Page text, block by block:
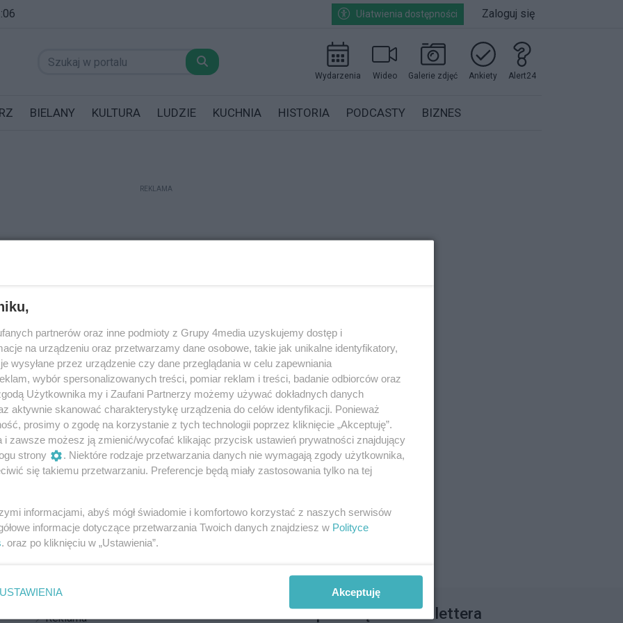
Ułatwienia dostępności Zaloguj się
Wydarzenia Wideo Galerie zdjęć Ankiety Alert24
BIELANY KULTURA LUDZIE KUCHNIA HISTORIA PODCASTY BIZNES
REKLAMA
#90
to prawdziwe wyzwanie, ale nie dla wszystkich.
zakazie, wjechać na trawnik lub zastawić przejście dla
boją się łamać zasad. A piesi? Muszą lawirować
samochodami, wciąż licząc na to, że ktoś się
parkowaniem na terenie OSiRu?
na parkingu już od kilkunastu dni"
Reklama Zapisz się do newslettera
partnerów oraz inne podmioty z Grupy 4media uzyskujemy dostęp i
na urządzeniu oraz przetwarzamy dane osobowe, takie jak unikalne identyfikatory,
wysyłane przez urządzenie czy dane przeglądania w celu zapewniania
wybór spersonalizowanych treści, pomiar reklam i treści, badanie odbiorców oraz
Użytkownika my i Zaufani Partnerzy możemy używać dokładnych danych
aktywnie skanować charakterystykę urządzenia do celów identyfikacji. Ponieważ
prosimy o zgodę na korzystanie z tych technologii poprzez kliknięcie „Akceptuję”.
i zawsze możesz ją zmienić/wycofać klikając przycisk ustawień prywatności znajdujący
strony
. Niektóre rodzaje przetwarzania danych nie wymagają zgody użytkownika,
się takiemu przetwarzaniu. Preferencje będą miały zastosowania tylko na tej
informacjami, abyś mógł świadomie i komfortowo korzystać z naszych serwisów
informacje dotyczące przetwarzania Twoich danych znajdziesz w Polityce
. oraz po kliknięciu w „Ustawienia”.
USTAWIENIA Akceptuję